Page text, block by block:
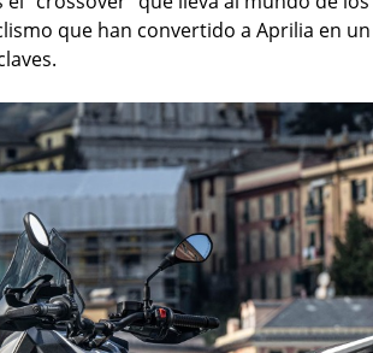
que han convertido a Aprilia en